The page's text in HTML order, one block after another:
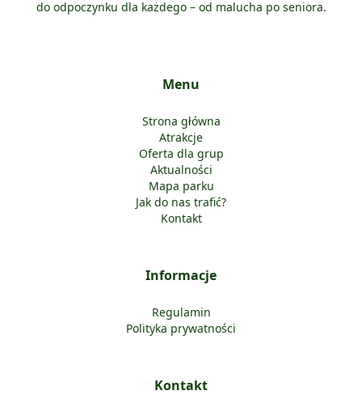
do odpoczynku dla każdego – od malucha po seniora.
Menu
Strona główna
Atrakcje
Oferta dla grup
Aktualności
Mapa parku
Jak do nas trafić?
Kontakt
Informacje
Regulamin
Polityka prywatności
Kontakt